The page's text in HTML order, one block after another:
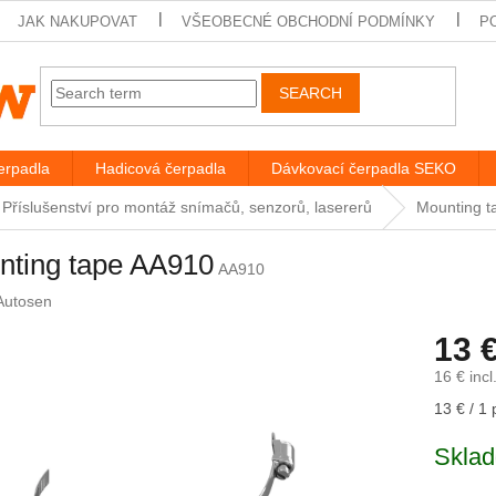
JAK NAKUPOVAT VŠEOBECNÉ OBCHODNÍ PODMÍNKY
SEARCH
Hadicová čerpadla Dávkovací čerpadla SEKO
Příslušenství pro montáž snímačů, senzorů, lasererů Mounting
tape AA910 AA910
13
16 €
Measure
13 € / 1